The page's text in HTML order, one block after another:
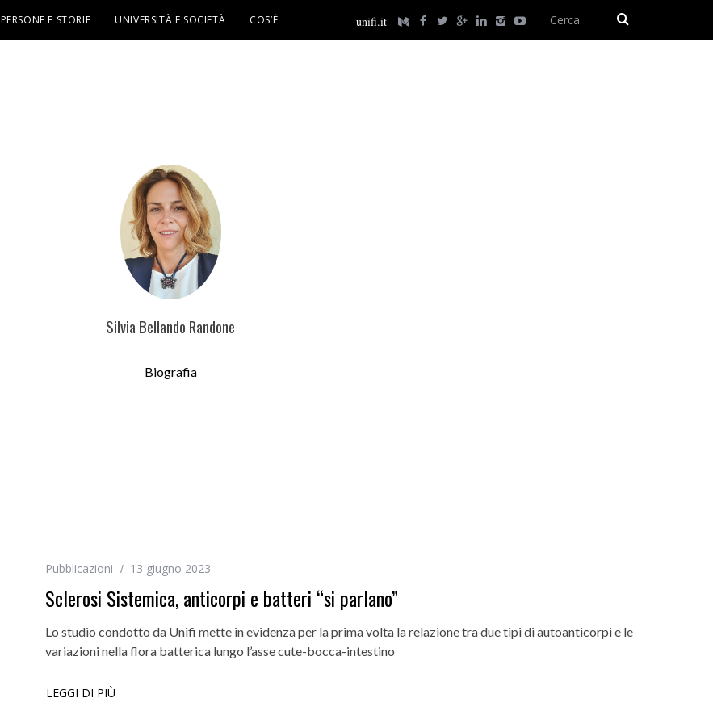
unifi.it
PERSONE E STORIE UNIVERSITÀ E SOCIETÀ COS’È
Silvia Bellando Randone
Biografia
Pubblicazioni 13 giugno 2023
Sclerosi Sistemica, anticorpi e batteri “si parlano”
Lo studio condotto da Unifi mette in evidenza per la prima volta la relazione tra due tipi di autoanticorpi e le
variazioni nella flora batterica lungo l’asse cute-bocca-intestino
LEGGI DI PIÙ